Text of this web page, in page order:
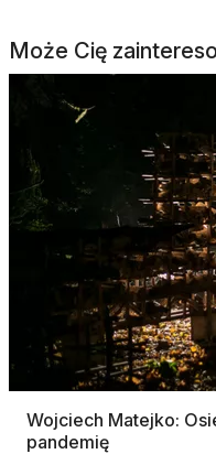
Może Cię
Wojciech Matejko:
pandemię